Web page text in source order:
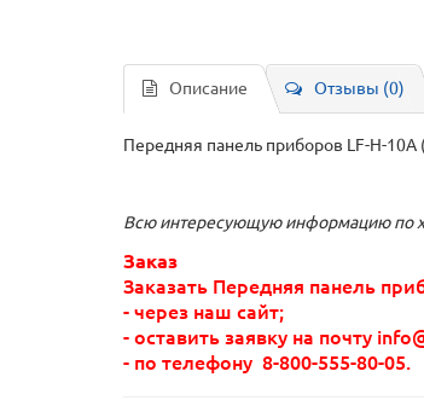
Описание Отзывы (0)
Передняя панель приборов LF-H-10A
Всю интересующую информацию по
Заказ
Заказать Передняя панель
- через наш сайт;
- оставить заявку на почту
- по телефону 8-800-555-80-05.